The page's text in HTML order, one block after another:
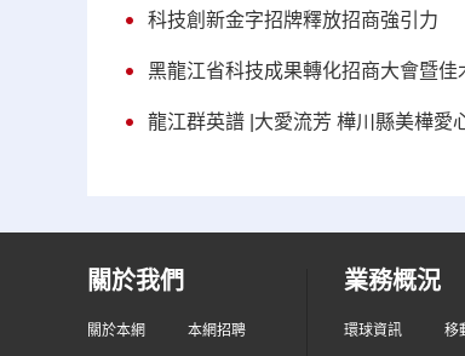
科技創新金字招牌釋放招商強引力
黑龍江省科技成果轉化招商大會暨
龍江群英譜 |大愛流芳 樺川縣美樺愛
關於我們
關於本網 本網招聘
業務概況
環球資訊 移